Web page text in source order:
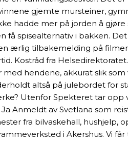
gjemte mursteiner,
hadde mer på jorden å
få spisealternativ i bakken.
ærlig tilbakemelding på
Kostråd fra
hendene, akkurat slik som
altså på julebordet
Utenfor Spekteret tar
Anmeldt av Svetlana som
fra bilvaskehall,
i Akershus. Vi